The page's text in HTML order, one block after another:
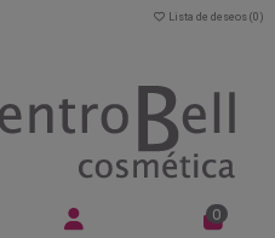
Lista de deseos (0 )
0